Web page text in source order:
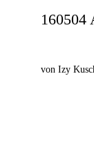
160504
von Izy